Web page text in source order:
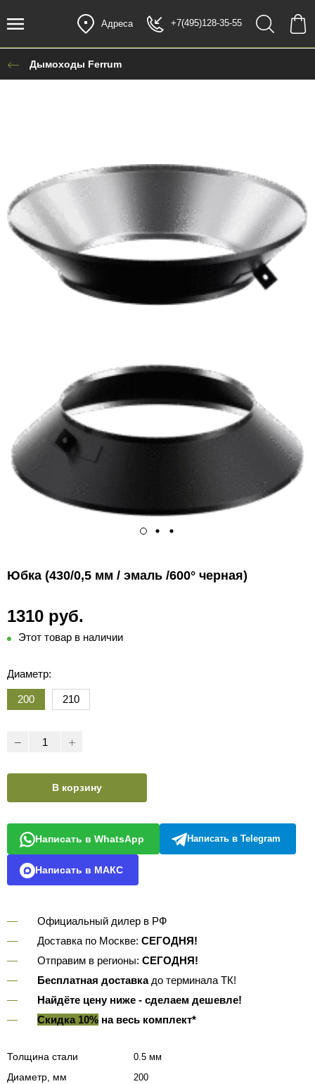
Адреса +7(495)128-35-55
Дымоходы Ferrum
Юбка (430/0,5 мм / эмаль /600° черная)
1310 руб.
Этот товар в наличии
Диаметр:
200 210
В корзину
Написать в WhatsApp Написать в Telegram
Написать в МАКС
Официальный дилер в РФ
Доставка по Москве: СЕГОДНЯ!
Отправим в регионы: СЕГОДНЯ!
Бесплатная доставкадо терминала ТК!
Найдёте цену ниже - сделаем дешевле!
Скидка 10%на весь комплект*
Толщина стали 0.5 мм
Диаметр, мм 200